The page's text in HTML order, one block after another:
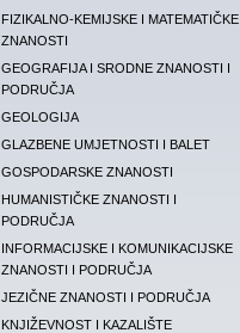
FIZIKALNO-KEMIJSKE I MATEMATIČKE
ZNANOSTI
GEOGRAFIJA I SRODNE ZNANOSTI I
PODRUČJA
GEOLOGIJA
GLAZBENE UMJETNOSTI I BALET
GOSPODARSKE ZNANOSTI
HUMANISTIČKE ZNANOSTI I
PODRUČJA
INFORMACIJSKE I KOMUNIKACIJSKE
ZNANOSTI I PODRUČJA
JEZIČNE ZNANOSTI I PODRUČJA
KNJIŽEVNOST I KAZALIŠTE